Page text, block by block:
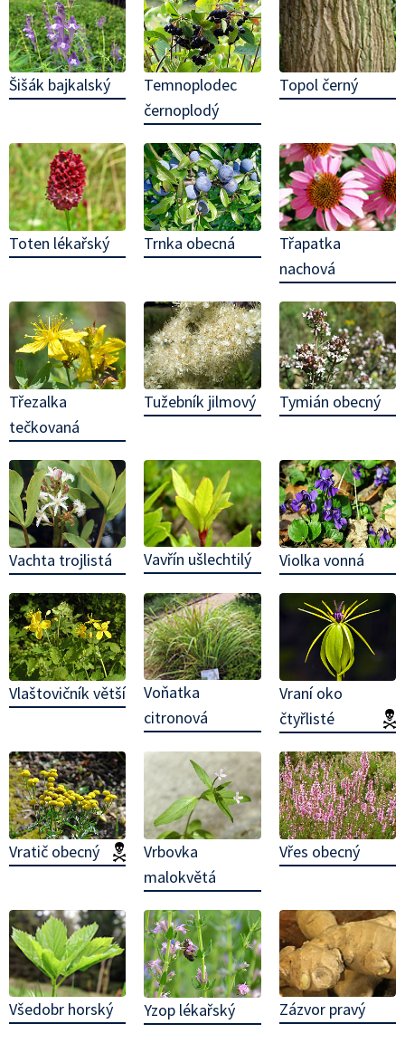
Šišák bajkalský
Temnoplodec
černoplodý
Topol černý
Toten lékařský Trnka obecná
Třapatka
nachová
Třezalka
tečkovaná
Tužebník jilmový Tymián obecný
Vachta trojlistá Vavřín ušlechtilý Violka vonná
Vlaštovičník větší
Voňatka
citronová
Vraní oko
čtyřlisté
Vratič obecný (jedovatá!)
Vrbovka
malokvětá
Vřes obecný
Všedobr horský Yzop lékařský Zázvor pravý